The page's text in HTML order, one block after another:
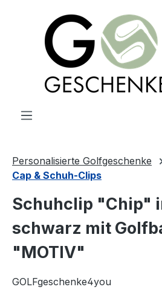
springen
Personalisierte Golfgeschenke
Cap & Schuh-Clips
Schuhclip "Chip"
schwarz mit
"MOTIV"
GOLFgeschenke4you